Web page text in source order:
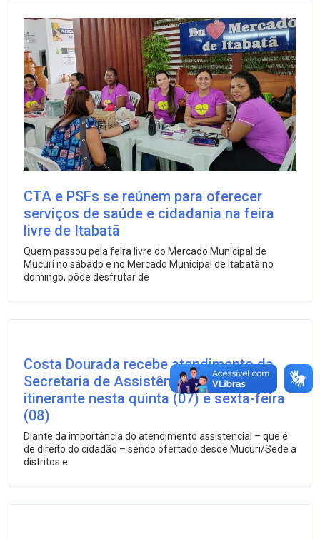
CTA e PSFs se reúnem para oferecer
serviços de saúde e cidadania na feira
livre de Itabatã
Quem passou pela feira livre do Mercado Municipal de
Mucuri no sábado e no Mercado Municipal de Itabatã no
domingo, pôde desfrutar de
Costa Dourada recebe atendimento da
Secretaria de Assistência Social
itinerante nesta quinta (07) e sexta-feira
(08)
Diante da importância do atendimento assistencial – que é
de direito do cidadão – sendo ofertado desde Mucuri/Sede a
distritos e